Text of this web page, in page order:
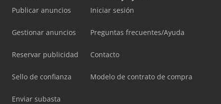
Publicar anuncios
Gestionar anuncios
Reservar publicidad
Sello de confianza
Enviar subasta
Iniciar sesión
Preguntas frecuentes/Ayuda
Contacto
Modelo de contrato de compra